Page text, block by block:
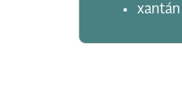
xantán